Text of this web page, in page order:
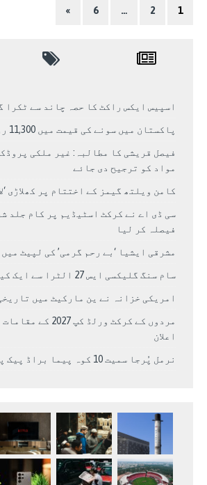
1
2
…
6
»
اسپیس ایکس راکٹ کا حصہ چاند سے ٹکرا
پاکستان میں سونے کی قیمت میں 11,300 روپے کا اضافہ
فیصل قریشی کا مطالبہ: غیر ملکی
مواد کو ترجیح دی جائے
کامن ویلتھ گیمز کے اختتام پر کھلاڑی
سی ڈی اے نے کرکٹ اسٹیڈیم پر کام جلد
فیصلہ کر لیا
مشرقی ایشیا ‘بے رحم گرمی’ کی لپیٹ میں
سام سنگ گلیکسی ایس 27 الٹرا سے ایک کیمرا ہٹا دے گا.
امریکی خزانہ نے ین مارکیٹ میں
مردوں کے کرکٹ ورلڈ کپ
اعلان
نرمل پُرجا سمیت 10 کوہ پیما براڈ پیک پر لاپتہ